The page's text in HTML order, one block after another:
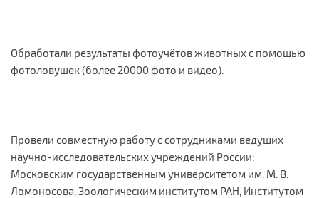
Обработали результаты фотоучётов животных с помощью
фотоловушек (более 20000 фото и видео).
Провели совместную работу с сотрудниками ведущих
научно-исследовательских учреждений России:
Московским государственным университетом им. М. В.
Ломоносова, Зоологическим институтом РАН, Институтом